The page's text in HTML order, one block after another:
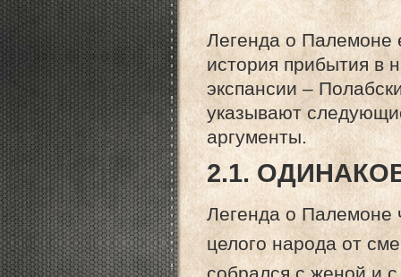
Легенда о Палемоне
история прибытия в
экспансии –
указывают
аргументы.
2.1.
Легенда о Палемоне
целого народа от